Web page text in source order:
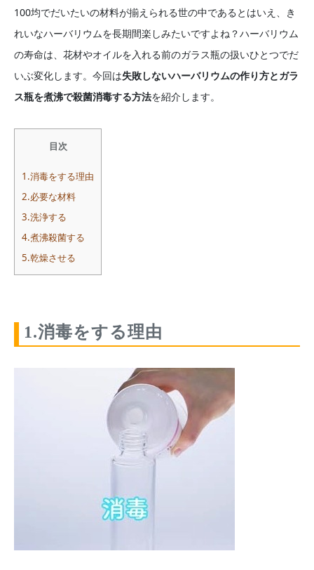
100均でだいたいの材料が揃えられる世の中であるとはいえ、き
れいなハーバリウムを長期間楽しみたいですよね？ハーバリウム
の寿命は、花材やオイルを入れる前のガラス瓶の扱いひとつでだ
いぶ変化します。今回は失敗しないハーバリウムの作り方とガラ
ス瓶を煮沸で殺菌消毒する方法を紹介します。
目次
1.消毒をする理由
2.必要な材料
3.洗浄する
4.煮沸殺菌する
5.乾燥させる
1.消毒をする理由